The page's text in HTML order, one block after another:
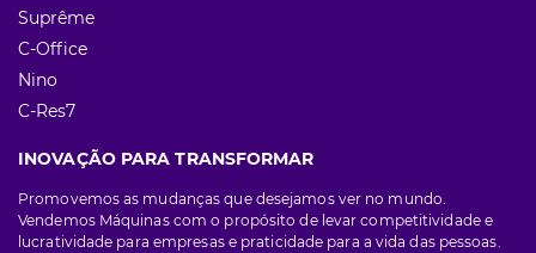
Suprême
C-Office
Nino
C-Res7
INOVAÇÃO PARA TRANSFORMAR
Promovemos as mudanças que desejamos ver no mundo.
Vendemos Máquinas com o propósito de levar competitividade e
lucratividade para empresas e praticidade para a vida das pessoas.